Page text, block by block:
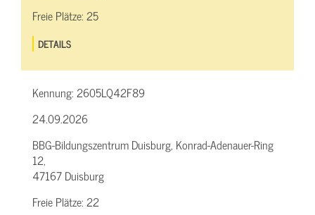
Freie Plätze:25
DETAILS
Kennung:2605LQ42F89
24.09.2026
BBG-Bildungszentrum Duisburg, Konrad-Adenauer-Ring
12,
47167 Duisburg
Freie Plätze:22